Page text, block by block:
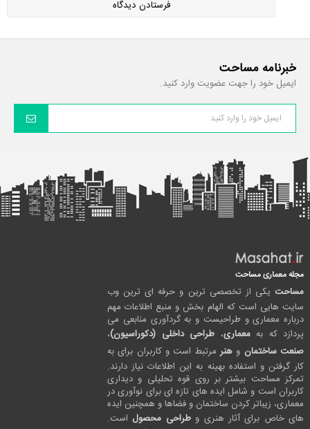
خبرنامه مساحت
ایمیل خود را جهت عضویت وارد کنید.
مجله معماری مساحت
مساحت یکی از تخصصی ترین و حرفه ای ترین وب
سایت هایی است که الهام بخش و منبع اطلاعات مهم
درباره معماری و طراحیست و به گردآوری منابعی می
پردازد که بهمعماری، طراحی داخلی (دکوراسیون)،
صنعت ساختمان و هنرمرتبط است و کاربران برای به
کار گرفتن و استفاده بهینه به این اطلاعات نیاز دارند.
تمرکز مساحت بیشتر بر روی قوه تحلیلی و دیداری
کاربران است و شامل ایده های تازه ای برای نوآوری در
معماری، زیباتر کردن ساختمان و فضاها و همچنین ایده
های خاص برای آثار هنری وطراحی محصول است.